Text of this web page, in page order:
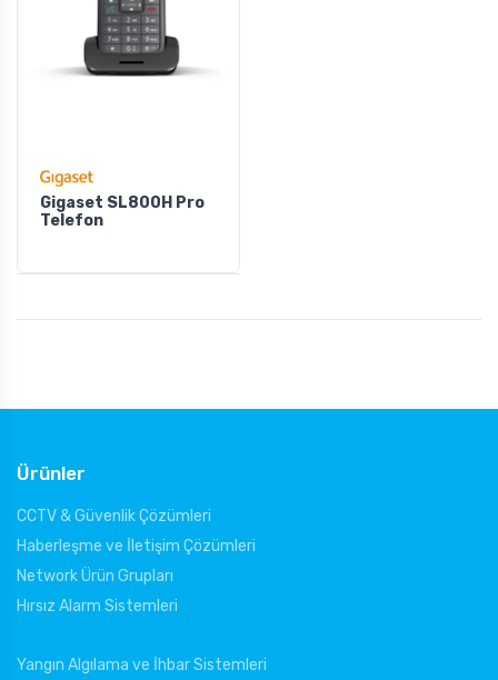
Gigaset SL800H Pro
Telefon
Ürünler
CCTV & Güvenlik Çözümleri
Haberleşme ve İletişim Çözümleri
Network Ürün Grupları
Hırsız Alarm Sistemleri
Yangın Algılama ve İhbar Sistemleri